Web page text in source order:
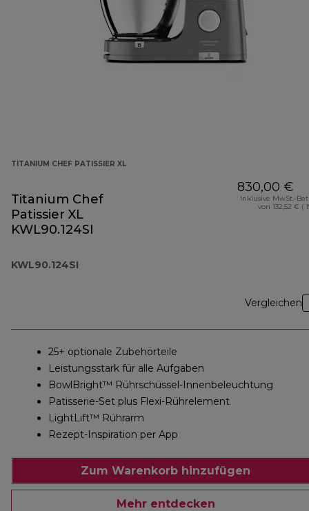
TITANIUM CHEF PATISSIER XL
Titanium Chef
Patissier XL
KWL90.124SI
KWL90.124SI
830,00 €
Inklusive MwSt.-
von 132,52 € (
Vergleichen
25+ optionale Zubehörteile
Leistungsstark für alle Aufgaben
BowlBright™ Rührschüssel-Innenbeleuchtung
Patisserie-Set plus Flexi-Rührelement
LightLift™ Rührarm
Rezept-Inspiration per App
Zum Warenkorb hinzufügen
Mehr entdecken